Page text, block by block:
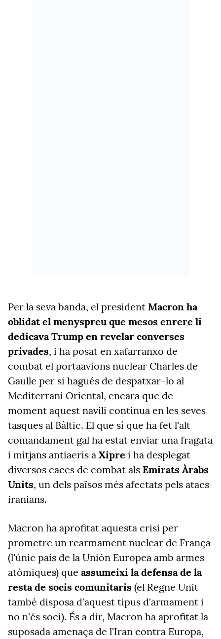
Per la seva banda, el president Macron ha
oblidat el menyspreu que mesos enrere li
dedicava Trump en revelar converses
privades, i ha posat en xafarranxo de
combat el portaavions nuclear Charles de
Gaulle per si hagués de despatxar-lo al
Mediterrani Oriental, encara que de
moment aquest navili continua en les seves
tasques al Bàltic. El que sí que ha fet l'alt
comandament gal ha estat enviar una fragata
i mitjans antiaeris a Xipre i ha desplegat
diversos caces de combat als Emirats Àrabs
Units, un dels països més afectats pels atacs
iranians.
Macron ha aprofitat aquesta crisi per
prometre un rearmament nuclear de França
(l'únic país de la Unión Europea amb armes
atòmiques) que assumeixi la defensa de la
resta de socis comunitaris (el Regne Unit
també disposa d'aquest tipus d'armament i
no n'és soci). És a dir, Macron ha aprofitat la
suposada amenaça de l'Iran contra Europa,